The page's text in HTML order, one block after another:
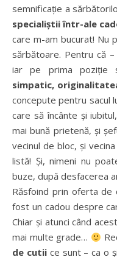
semnificaţie a
specialiştii într-ale
care m-am bucurat! Nu
sărbătoare. Pentru că
iar pe prima poziţie
simpatic,
concepute pentru sacul
care să încânte şi
mai bună prietenă, şi
vecinul de bloc, şi
listă! Şi, nimeni nu
buze, după desfacerea
Răsfoind prin oferta de
fost un cadou despre
Chiar şi atunci când
mai multe grade…
de cutiice sunt – ca o şi